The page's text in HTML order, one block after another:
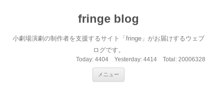
fringe blog
小劇場演劇の制作者を支援するサイト「fringe」がお届けするウェブ
ログです。
Today: 4404 Yesterday: 4414 Total: 20006328
メニュー